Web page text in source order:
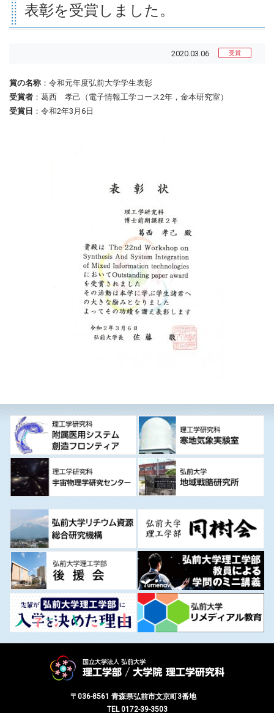
表彰を受賞しました。
2020.03.06 受賞
賞の名称 ：令和元年度弘前大学学生表彰
受賞者 ：葛西 孝己（電子情報工学コース2年，金本研究室）
受賞日 ：令和2年3月6日
〒036-8561 青森県弘前市文京町3番地
TEL 0172-39-3503